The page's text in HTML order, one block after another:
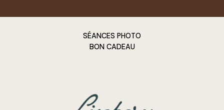
SÉANCES PHOTO
BON CADEAU